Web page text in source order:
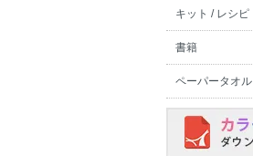
キット / レシピ
書籍
ペーパータオル